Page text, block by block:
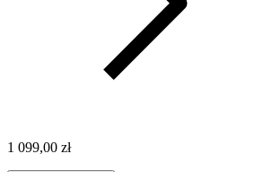
1 099,00 zł